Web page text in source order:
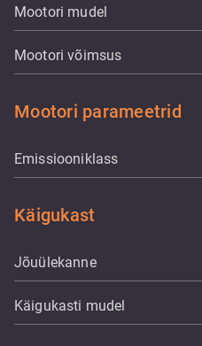
Mootori mudel
Mootori võimsus
Mootori parameetrid
Emissiooniklass
Käigukast
Jõuülekanne
Käigukasti mudel